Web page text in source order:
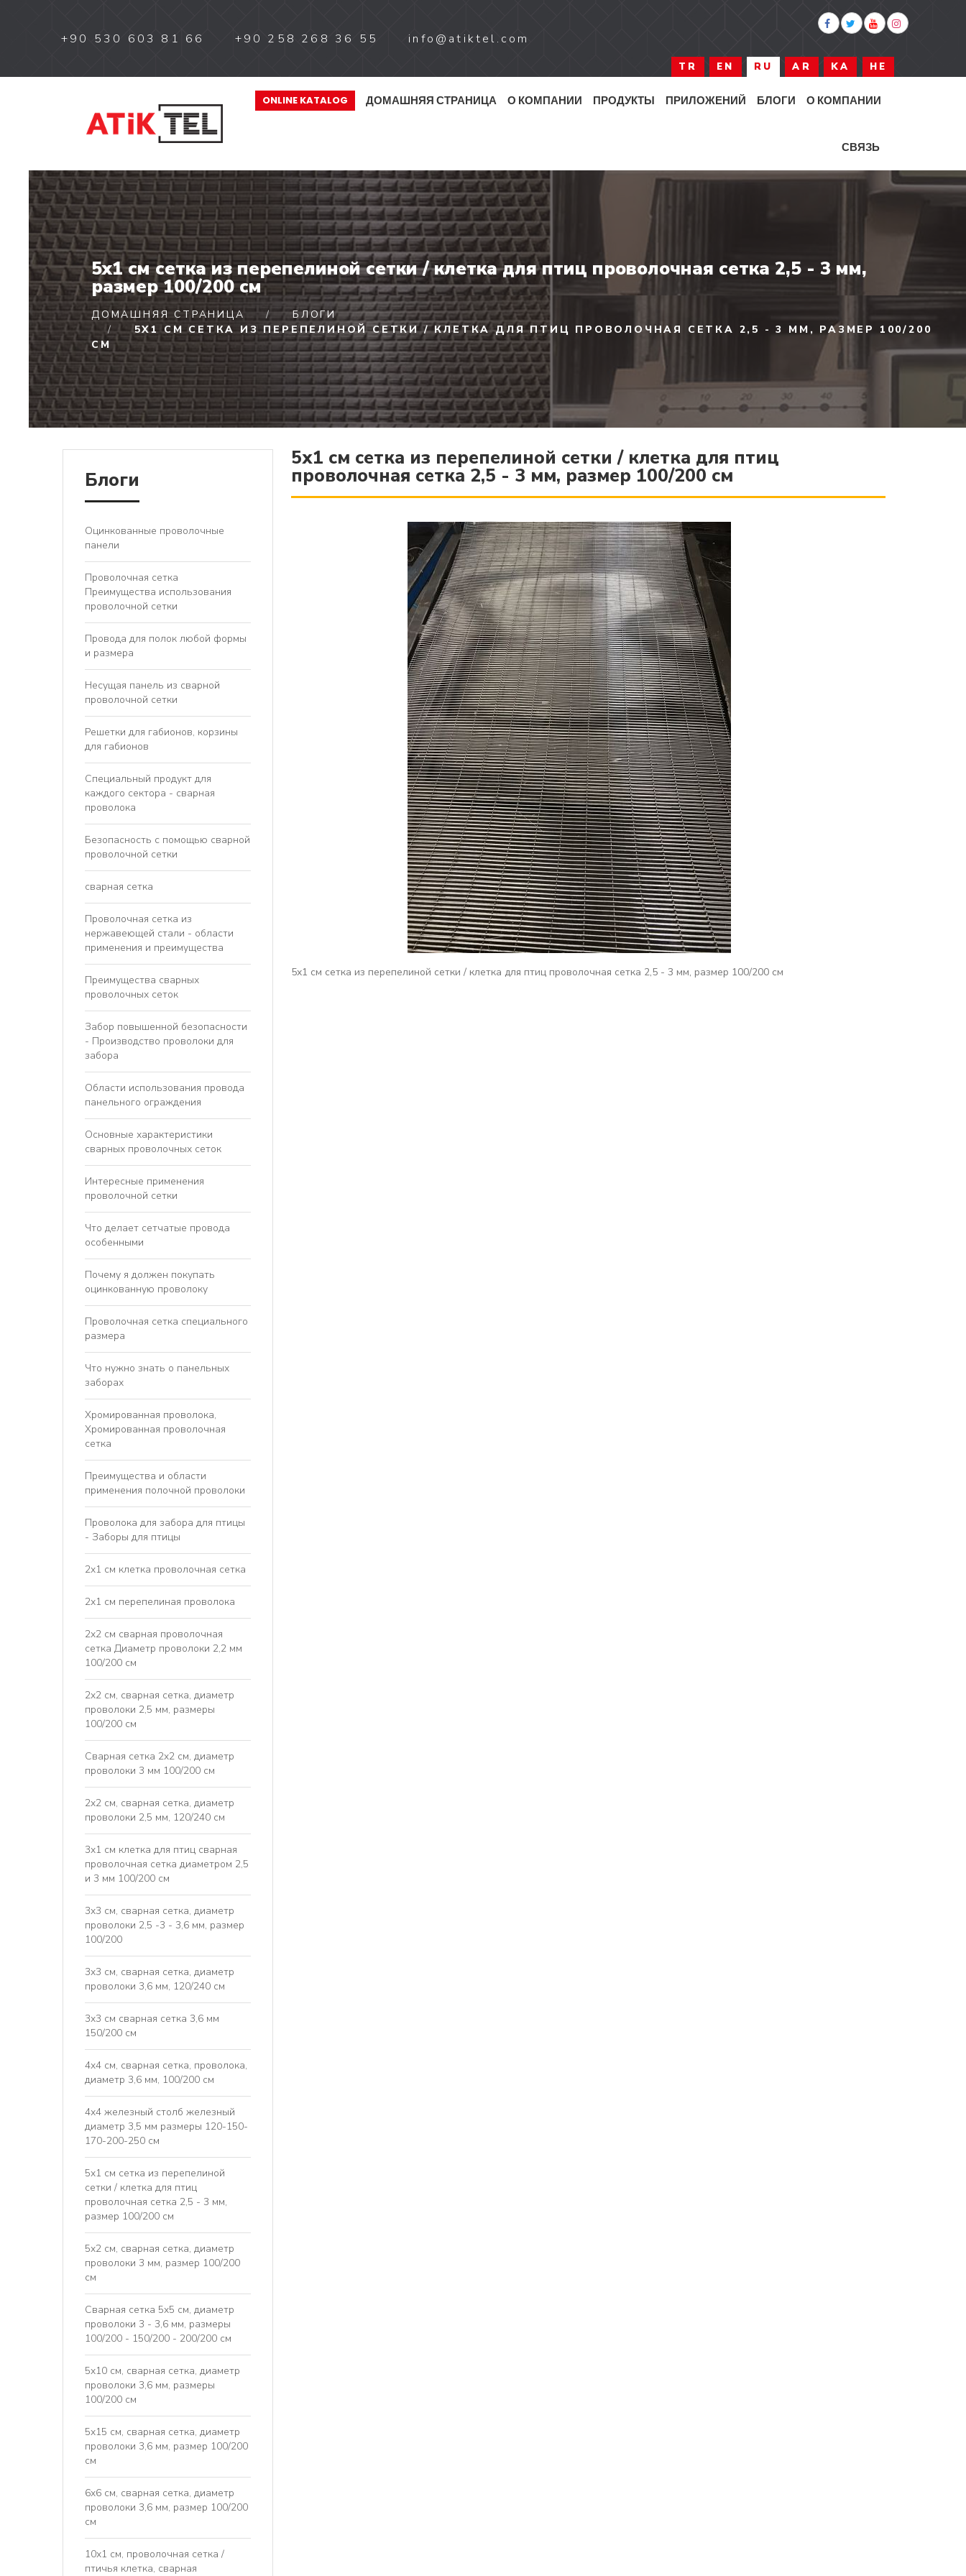
+90 530 603 81 66 +90 258 268 36 55 info@atiktel.com
TR EN RU AR KA HE
ONLINE KATALOG ДОМАШНЯЯ СТРАНИЦА О КОМПАНИИ ПРОДУКТЫ ПРИЛОЖЕНИЙ БЛОГИ О КОМПАНИИ
СВЯЗЬ
5x1 см сетка из перепелиной сетки / клетка для птиц проволочная сетка 2,5 - 3 мм,
размер 100/200 см
ДОМАШНЯЯ СТРАНИЦА
БЛОГИ
5X1 СМ СЕТКА ИЗ ПЕРЕПЕЛИНОЙ СЕТКИ / КЛЕТКА ДЛЯ ПТИЦ ПРОВОЛОЧНАЯ СЕТКА 2,5 - 3 ММ, РАЗМЕР 100/200
СМ
Блоги
Оцинкованные проволочные
панели
Проволочная сетка
Преимущества использования
проволочной сетки
Провода для полок любой формы
и размера
Несущая панель из сварной
проволочной сетки
Решетки для габионов, корзины
для габионов
Специальный продукт для
каждого сектора - сварная
проволока
Безопасность с помощью сварной
проволочной сетки
сварная сетка
Проволочная сетка из
нержавеющей стали - области
применения и преимущества
Преимущества сварных
проволочных сеток
Забор повышенной безопасности
- Производство проволоки для
забора
Области использования провода
панельного ограждения
Основные характеристики
сварных проволочных сеток
Интересные применения
проволочной сетки
Что делает сетчатые провода
особенными
Почему я должен покупать
оцинкованную проволоку
Проволочная сетка специального
размера
Что нужно знать о панельных
заборах
Хромированная проволока,
Хромированная проволочная
сетка
Преимущества и области
применения полочной проволоки
Проволока для забора для птицы
- Заборы для птицы
2x1 см клетка проволочная сетка
2х1 см перепелиная проволока
2x2 см сварная проволочная
сетка Диаметр проволоки 2,2 мм
100/200 см
2x2 см, сварная сетка, диаметр
проволоки 2,5 мм, размеры
100/200 см
Сварная сетка 2x2 см, диаметр
проволоки 3 мм 100/200 см
2x2 см, сварная сетка, диаметр
проволоки 2,5 мм, 120/240 см
3x1 см клетка для птиц сварная
проволочная сетка диаметром 2,5
и 3 мм 100/200 см
3x3 см, сварная сетка, диаметр
проволоки 2,5 -3 - 3,6 мм, размер
100/200
3x3 см, сварная сетка, диаметр
проволоки 3,6 мм, 120/240 см
3x3 см сварная сетка 3,6 мм
150/200 см
4x4 см, сварная сетка, проволока,
диаметр 3,6 мм, 100/200 см
4х4 железный столб железный
диаметр 3,5 мм размеры 120-150-
170-200-250 см
5x1 см сетка из перепелиной
сетки / клетка для птиц
проволочная сетка 2,5 - 3 мм,
размер 100/200 см
5x2 см, сварная сетка, диаметр
проволоки 3 мм, размер 100/200
см
Сварная сетка 5x5 см, диаметр
проволоки 3 - 3,6 мм, размеры
100/200 - 150/200 - 200/200 см
5x10 см, сварная сетка, диаметр
проволоки 3,6 мм, размеры
100/200 см
5x15 см, сварная сетка, диаметр
проволоки 3,6 мм, размер 100/200
см
6x6 см, сварная сетка, диаметр
проволоки 3,6 мм, размер 100/200
см
10х1 см, проволочная сетка /
птичья клетка, сварная
5x1 см сетка из перепелиной сетки / клетка для птиц
проволочная сетка 2,5 - 3 мм, размер 100/200 см
5x1 см сетка из перепелиной сетки / клетка для птиц проволочная сетка 2,5 - 3 мм, размер 100/200 см